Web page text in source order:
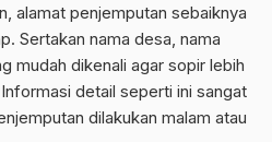
alamat penjemputan sebaiknya
Sertakan nama desa, nama
mudah dikenali agar sopir lebih
detail seperti ini sangat
dilakukan malam atau